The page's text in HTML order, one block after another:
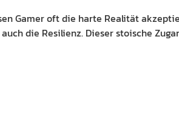
Gamer oft die harte Realität
die Resilienz. Dieser stoische